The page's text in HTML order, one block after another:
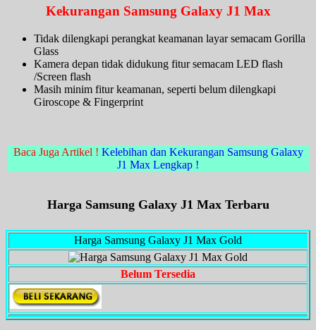
Kekurangan Samsung Galaxy J1 Max
Tidak dilengkapi perangkat keamanan layar semacam Gorilla
Glass
Kamera depan tidak didukung fitur semacam LED flash
/Screen flash
Masih minim fitur keamanan, seperti belum dilengkapi
Giroscope & Fingerprint
Baca Juga Artikel ! Kelebihan dan Kekurangan Samsung Galaxy
J1 Max Lengkap !
Harga Samsung Galaxy J1 Max Terbaru
Harga Samsung Galaxy J1 Max Gold
Belum Tersedia